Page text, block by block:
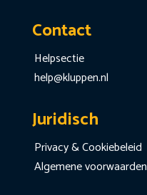
Contact
Helpsectie
help@kluppen.nl
Juridisch
Privacy & Cookiebeleid
Algemene voorwaarden